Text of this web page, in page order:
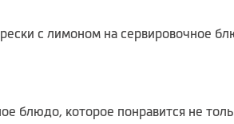
с лимоном на сервировочное
блюдо, которое понравится не